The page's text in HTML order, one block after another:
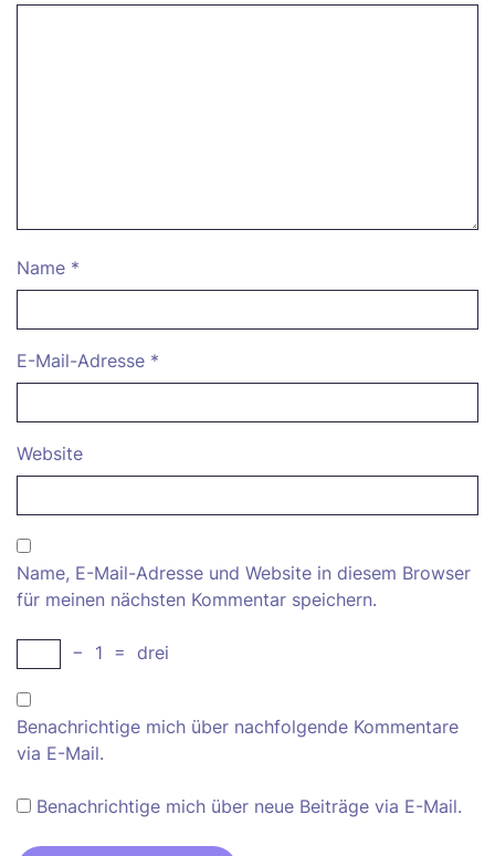
Name *
E-Mail-Adresse *
Website
Name, E-Mail-Adresse und Website in diesem Browser
für meinen nächsten Kommentar speichern.
− 1 = drei
Benachrichtige mich über nachfolgende Kommentare
via E-Mail.
Benachrichtige mich über neue Beiträge via E-Mail.